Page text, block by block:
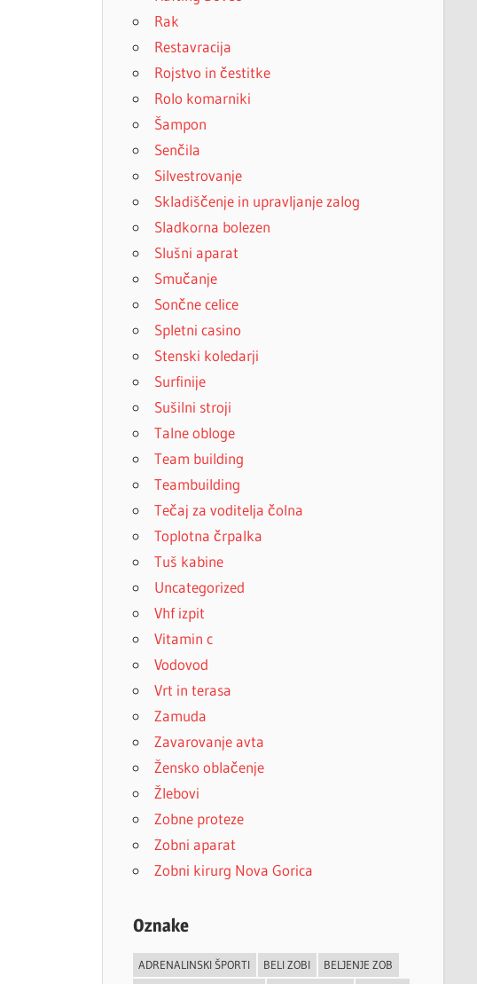
Rak
Restavracija
Rojstvo in čestitke
Rolo komarniki
Šampon
Senčila
Silvestrovanje
Skladiščenje in upravljanje zalog
Sladkorna bolezen
Slušni aparat
Smučanje
Sončne celice
Spletni casino
Stenski koledarji
Surfinije
Sušilni stroji
Talne obloge
Team building
Teambuilding
Tečaj za voditelja čolna
Toplotna črpalka
Tuš kabine
Uncategorized
Vhf izpit
Vitamin c
Vodovod
Vrt in terasa
Zamuda
Zavarovanje avta
Žensko oblačenje
Žlebovi
Zobne proteze
Zobni aparat
Zobni kirurg Nova Gorica
Oznake
ADRENALINSKI ŠPORTI BELI ZOBI
BELJENJE ZOB